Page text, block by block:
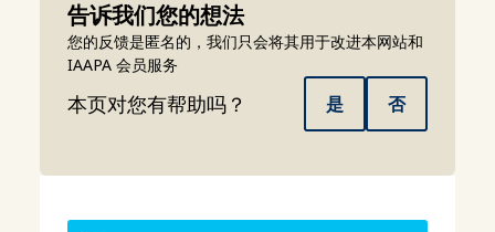
告诉我们您的想法
您的反馈是匿名的，我们只会将其用于改进本网站和
IAAPA 会员服务
本页对您有帮助吗？ 是 否